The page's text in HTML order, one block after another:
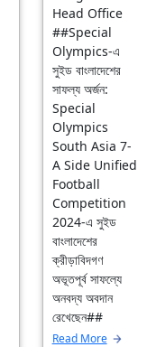
Head Office
##Special
Olympics-এ
সুইড বাংলাদেশের
সাফল্য অর্জন:
Special
Olympics
South Asia 7-
A Side Unified
Football
Competition
2024-এ সুইড
বাংলাদেশের
ক্রীড়াবিদগণ
অভূতপূর্ব সাফল্যে
অনবদ্য অবদান
রেখেছেন##
Read More